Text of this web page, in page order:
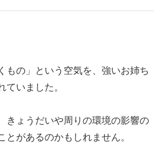
もの」という空気を、強いお姉ち
ていました。
きょうだいや周りの環境の影響の
とがあるのかもしれません。